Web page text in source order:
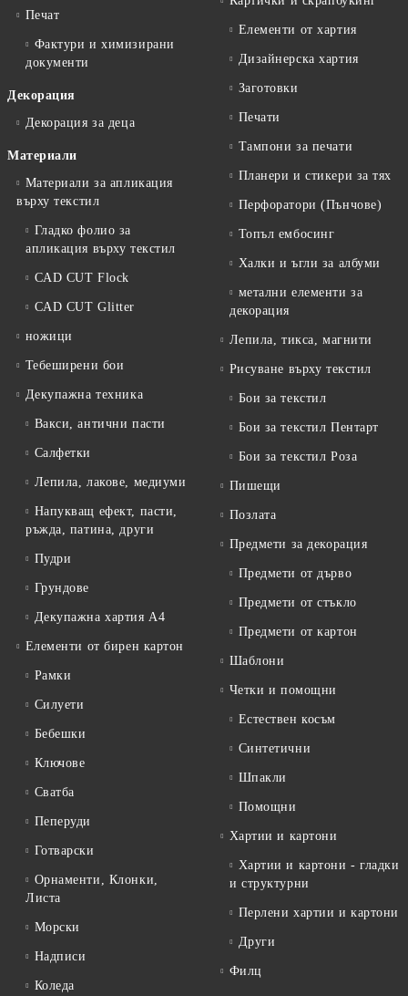
Печат
Фактури и химизирани
документи
Декорация
Декорация за деца
Материали
Материали за апликация
върху текстил
Гладко фолио за
апликация върху текстил
CAD CUT Flock
CAD CUT Glitter
ножици
Тебеширени бои
Декупажна техника
Вакси, антични пасти
Салфетки
Лепила, лакове, медиуми
Напукващ ефект, пасти,
ръжда, патина, други
Пудри
Грундове
Декупажна хартия А4
Елементи от бирен картон
Рамки
Силуети
Бебешки
Ключове
Сватба
Пеперуди
Готварски
Орнаменти, Клонки,
Листа
Морски
Надписи
Коледа
Елементи от хартия
Дизайнерска хартия
Заготовки
Печати
Тампони за печати
Планери и стикери за тях
Перфоратори (Пънчове)
Топъл ембосинг
Халки и ъгли за албуми
метални елементи за
декорация
Лепила, тикса, магнити
Рисуване върху текстил
Бои за текстил
Бои за текстил Пентарт
Бои за текстил Роза
Пишещи
Позлата
Предмети за декорация
Предмети от дърво
Предмети от стъкло
Предмети от картон
Шаблони
Четки и помощни
Естествен косъм
Синтетични
Шпакли
Помощни
Хартии и картони
Хартии и картони - гладки
и структурни
Перлени хартии и картони
Други
Филц